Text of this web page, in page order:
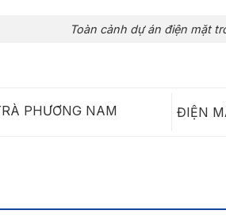
Toàn cảnh dự án điện mặt
PHƯƠNG NAM
ĐIỆN